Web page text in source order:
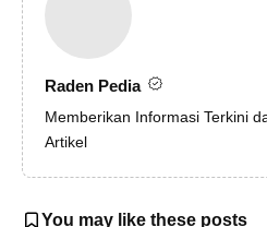
Raden Pedia
Memberikan Informasi Terkini
Artikel
You may like these posts